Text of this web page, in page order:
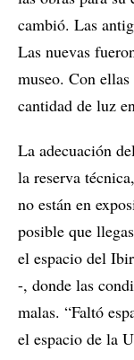
cambió. Las
Las nuevas
museo. Con
cantidad de luz
La adecuación
la reserva
no están en
posible que
el espacio del
-, donde las
malas. “Faltó
el espacio de la